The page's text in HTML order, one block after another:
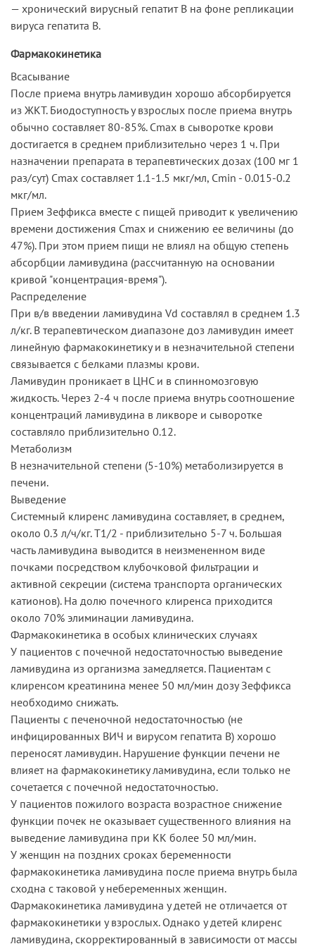
— хронический вирусный гепатит В на фоне репликации
вируса гепатита B.
Фармакокинетика
Всасывание
После приема внутрь ламивудин хорошо абсорбируется
из ЖКТ. Биодоступность у взрослых после приема внутрь
обычно составляет 80-85%. Cmax в сыворотке крови
достигается в среднем приблизительно через 1 ч. При
назначении препарата в терапевтических дозах (100 мг 1
раз/сут) Cmax составляет 1.1-1.5 мкг/мл, Cmin - 0.015-0.2
мкг/мл.
Прием Зеффикса вместе с пищей приводит к увеличению
времени достижения Cmax и снижению ее величины (до
47%). При этом прием пищи не влиял на общую степень
абсорбции ламивудина (рассчитанную на основании
кривой "концентрация-время").
Распределение
При в/в введении ламивудина Vd составлял в среднем 1.3
л/кг. В терапевтическом диапазоне доз ламивудин имеет
линейную фармакокинетику и в незначительной степени
связывается с белками плазмы крови.
Ламивудин проникает в ЦНС и в спинномозговую
жидкость. Через 2-4 ч после приема внутрь соотношение
концентраций ламивудина в ликворе и сыворотке
составляло приблизительно 0.12.
Метаболизм
В незначительной степени (5-10%) метаболизируется в
печени.
Выведение
Системный клиренс ламивудина составляет, в среднем,
около 0.3 л/ч/кг. T1/2 - приблизительно 5-7 ч. Большая
часть ламивудина выводится в неизмененном виде
почками посредством клубочковой фильтрации и
активной секреции (система транспорта органических
катионов). На долю почечного клиренса приходится
около 70% элиминации ламивудина.
Фармакокинетика в особых клинических случаях
У пациентов с почечной недостаточностью выведение
ламивудина из организма замедляется. Пациентам с
клиренсом креатинина менее 50 мл/мин дозу Зеффикса
необходимо снижать.
Пациенты с печеночной недостаточностью (не
инфицированных ВИЧ и вирусом гепатита B) хорошо
переносят ламивудин. Нарушение функции печени не
влияет на фармакокинетику ламивудина, если только не
сочетается с почечной недостаточностью.
У пациентов пожилого возраста возрастное снижение
функции почек не оказывает существенного влияния на
выведение ламивудина при КК более 50 мл/мин.
У женщин на поздних сроках беременности
фармакокинетика ламивудина после приема внутрь была
сходна с таковой у небеременных женщин.
Фармакокинетика ламивудина у детей не отличается от
фармакокинетики у взрослых. Однако у детей клиренс
ламивудина, скорректированный в зависимости от массы